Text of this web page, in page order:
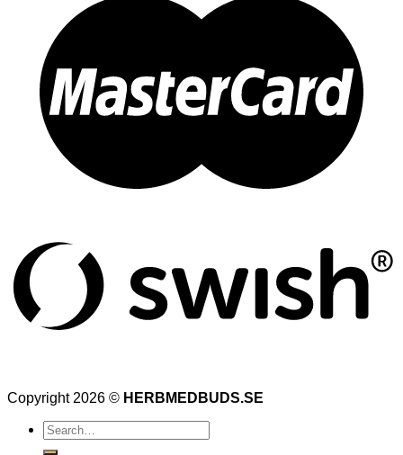
Copyright 2026 © HERBMEDBUDS.SE
Search
for: